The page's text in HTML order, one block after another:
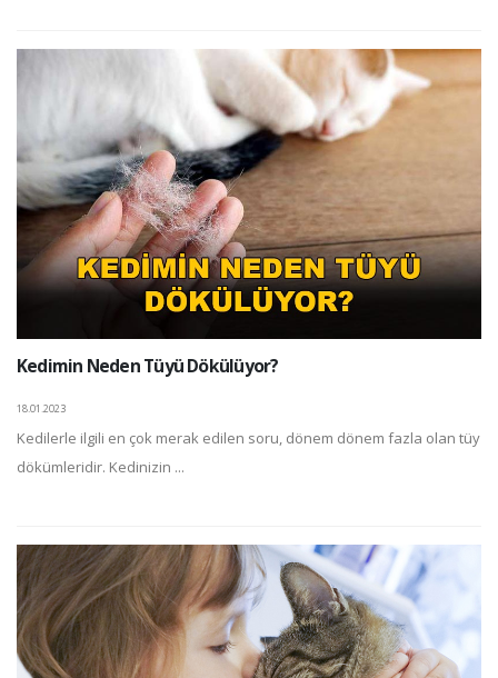
Kedimin Neden Tüyü Dökülüyor?
18.01.2023
Kedilerle ilgili en çok merak edilen soru, dönem dönem fazla olan tüy
dökümleridir. Kedinizin ...